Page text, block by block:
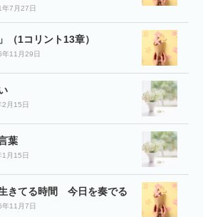
7月27日
（1コリント13章）
11月29日
月15日
葉
月15日
きてる時間 今日を奏でる
11月7日